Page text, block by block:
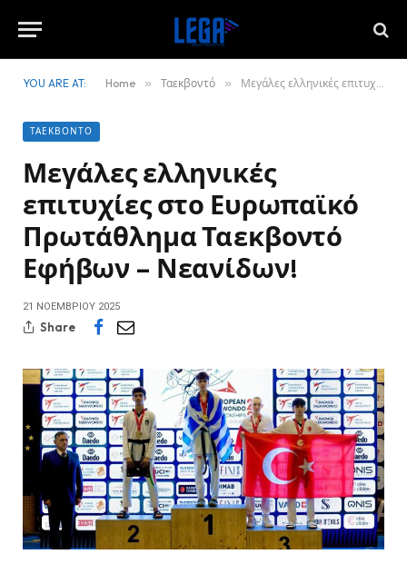
YOU ARE AT: Home » Ταεκβοντό » Μεγάλες ελληνικές επιτυχίες στο Ευρωπαϊκό Πρωτάθλημα Ταεκβοντό Εφήβων – Νεανίδων!
ΤΑΕΚΒΟΝΤΌ
Μεγάλες ελληνικές
επιτυχίες στο Ευρωπαϊκό
Πρωτάθλημα Ταεκβοντό
Εφήβων – Νεανίδων!
21 ΝΟΕΜΒΡΊΟΥ 2025
Share